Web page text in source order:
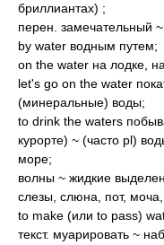
бриллиантах) ;
перен. замечательный
by water водным путем;
on the water на лодке,
let's go on the water
(минеральные) воды;
to drink the waters
курорте) ~ (часто pl)
море;
волны ~ жидкие
слезы, слюна, пот,
to make (или to pass)
текст. муарировать ~